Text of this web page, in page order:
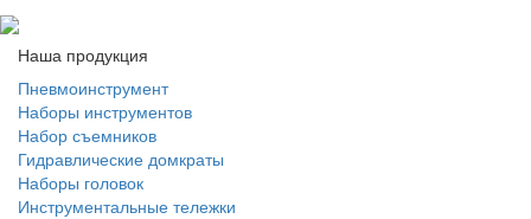
Наша продукция
Пневмоинструмент
Наборы инструментов
Набор съемников
Гидравлические домкраты
Наборы головок
Инструментальные тележки